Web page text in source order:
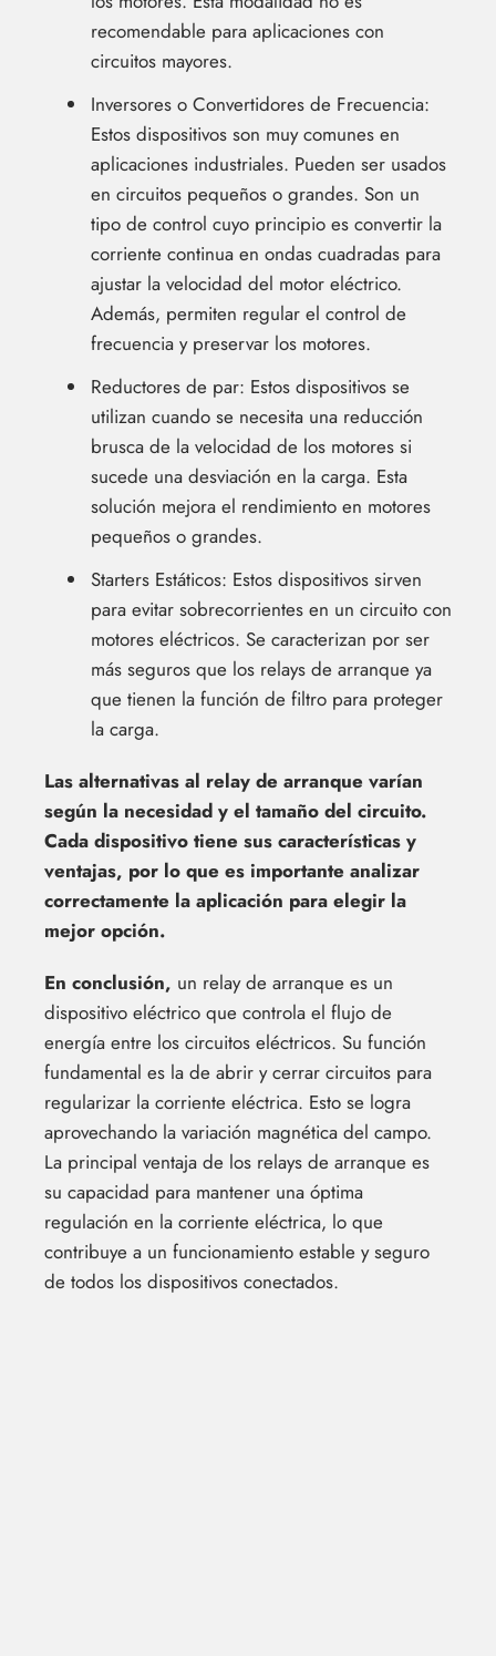
recomendable para aplicaciones con
circuitos mayores.
Inversores o Convertidores de Frecuencia:
Estos dispositivos son muy comunes en
aplicaciones industriales. Pueden ser usados
en circuitos pequeños o grandes. Son un
tipo de control cuyo principio es convertir la
corriente continua en ondas cuadradas para
ajustar la velocidad del motor eléctrico.
Además, permiten regular el control de
frecuencia y preservar los motores.
Reductores de par: Estos dispositivos se
utilizan cuando se necesita una reducción
brusca de la velocidad de los motores si
sucede una desviación en la carga. Esta
solución mejora el rendimiento en motores
pequeños o grandes.
Starters Estáticos: Estos dispositivos sirven
para evitar sobrecorrientes en un circuito con
motores eléctricos. Se caracterizan por ser
más seguros que los relays de arranque ya
que tienen la función de filtro para proteger
la carga.
Las alternativas al relay de arranque varían
según la necesidad y el tamaño del circuito.
Cada dispositivo tiene sus características y
ventajas, por lo que es importante analizar
correctamente la aplicación para elegir la
mejor opción.
En conclusión, un relay de arranque es un
dispositivo eléctrico que controla el flujo de
energía entre los circuitos eléctricos. Su función
fundamental es la de abrir y cerrar circuitos para
regularizar la corriente eléctrica. Esto se logra
aprovechando la variación magnética del campo.
La principal ventaja de los relays de arranque es
su capacidad para mantener una óptima
regulación en la corriente eléctrica, lo que
contribuye a un funcionamiento estable y seguro
de todos los dispositivos conectados.